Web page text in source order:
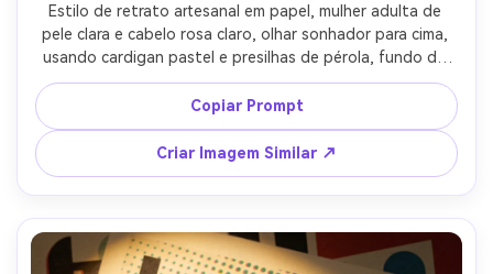
Estilo de retrato artesanal em papel, mulher adulta de
pele clara e cabelo rosa claro, olhar sonhador para cima,
usando cardigan pastel e presilhas de pérola, fundo de
gradientes empilhados como nuvens com pequenos
recortes de estrelas, luz ambiente suave e sombras
esfumadas, close-up 4:5, grão delicado do papel,
transições suaves em camadas, clima sereno, lente 85mm,
pouca profundidade de campo --ar 4:5
Copiar Prompt
Criar Imagem Similar ↗